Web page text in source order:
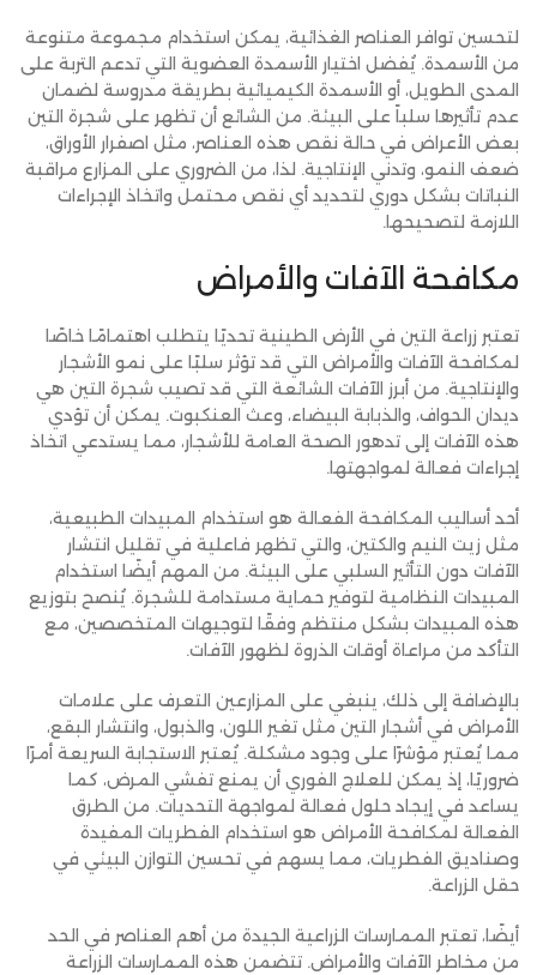
لتحسين توافر العناصر الغذائية، يمكن استخدام مجموعة متنوعة
من الأسمدة. يُفضل اختيار الأسمدة العضوية التي تدعم التربة على
المدى الطويل، أو الأسمدة الكيميائية بطريقة مدروسة لضمان
عدم تأثيرها سلباً على البيئة. من الشائع أن تظهر على شجرة التين
بعض الأعراض في حالة نقص هذه العناصر، مثل اصفرار الأوراق،
ضعف النمو، وتدني الإنتاجية. لذا، من الضروري على المزارع مراقبة
النباتات بشكل دوري لتحديد أي نقص محتمل واتخاذ الإجراءات
اللازمة لتصحيحها.
مكافحة الآفات والأمراض
تعتبر زراعة التين في الأرض الطينية تحديًا يتطلب اهتمامًا خاصًا
لمكافحة الآفات والأمراض التي قد تؤثر سلبًا على نمو الأشجار
والإنتاجية. من أبرز الآفات الشائعة التي قد تصيب شجرة التين هي
ديدان الحواف، والذبابة البيضاء، وعث العنكبوت. يمكن أن تؤدي
هذه الآفات إلى تدهور الصحة العامة للأشجار، مما يستدعي اتخاذ
إجراءات فعالة لمواجهتها.
أحد أساليب المكافحة الفعالة هو استخدام المبيدات الطبيعية،
مثل زيت النيم والكتين، والتي تظهر فاعلية في تقليل انتشار
الآفات دون التأثير السلبي على البيئة. من المهم أيضًا استخدام
المبيدات النظامية لتوفير حماية مستدامة للشجرة. يُنصح بتوزيع
هذه المبيدات بشكل منتظم وفقًا لتوجيهات المتخصصين، مع
التأكد من مراعاة أوقات الذروة لظهور الآفات.
بالإضافة إلى ذلك، ينبغي على المزارعين التعرف على علامات
الأمراض في أشجار التين مثل تغير اللون، والذبول، وانتشار البقع،
مما يُعتبر مؤشرًا على وجود مشكلة. يُعتبر الاستجابة السريعة أمرًا
ضروريًا، إذ يمكن للعلاج الفوري أن يمنع تفشي المرض، كما
يساعد في إيجاد حلول فعالة لمواجهة التحديات. من الطرق
الفعالة لمكافحة الأمراض هو استخدام الفطريات المفيدة
وصناديق الفطريات، مما يسهم في تحسين التوازن البيئي في
حقل الزراعة.
أيضًا، تعتبر الممارسات الزراعية الجيدة من أهم العناصر في الحد
من مخاطر الآفات والأمراض. تتضمن هذه الممارسات الزراعة